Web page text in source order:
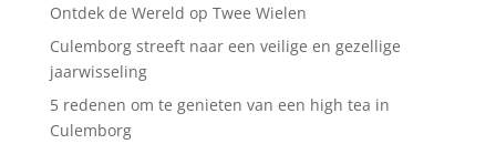
Ontdek de Wereld op Twee Wielen
Culemborg streeft naar een veilige en gezellige
jaarwisseling
5 redenen om te genieten van een high tea in
Culemborg